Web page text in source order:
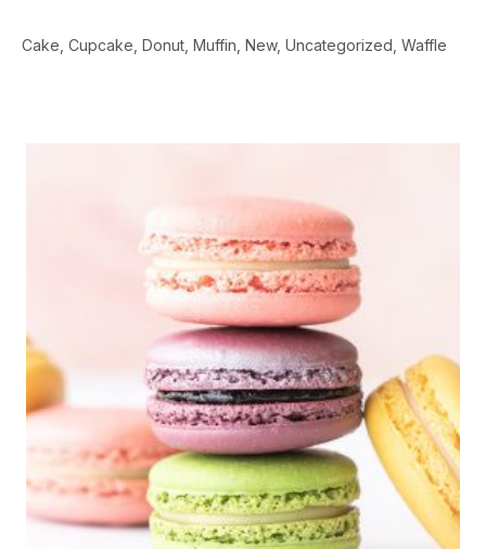
Cake Cupcake Donut Muffin New Uncategorized Waffle